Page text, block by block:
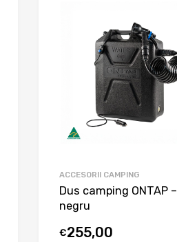
ACCESORII CAMPING
Dus camping ONTAP –
negru
€255,00